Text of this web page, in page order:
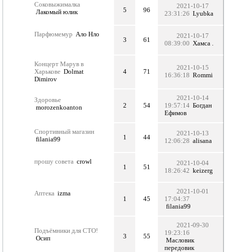
Соковыжималка
Лакомый юлик
5 96
2021-10-17
23:31:26 Lyubka
Парфюмемур Ало Нло
3 61
2021-10-17
08:39:00 Хамса .
Концерт Марув в
Харькове Dolmat
Dimirov
4 71
2021-10-15
16:36:18 Rommi
Здоровье
morozenkoanton
2 54
2021-10-14
19:57:14 Богдан
Ефимов
Спортивный магазин
filania99
1 44
2021-10-13
12:06:28 alisana
прошу совета crowl
1 51
2021-10-04
18:26:42 keizerg
Аптека izma
1 45
2021-10-01
17:04:37
filania99
Подъёмники для СТО!
Осип
3 55
2021-09-30
19:23:16
Масловик
передовик